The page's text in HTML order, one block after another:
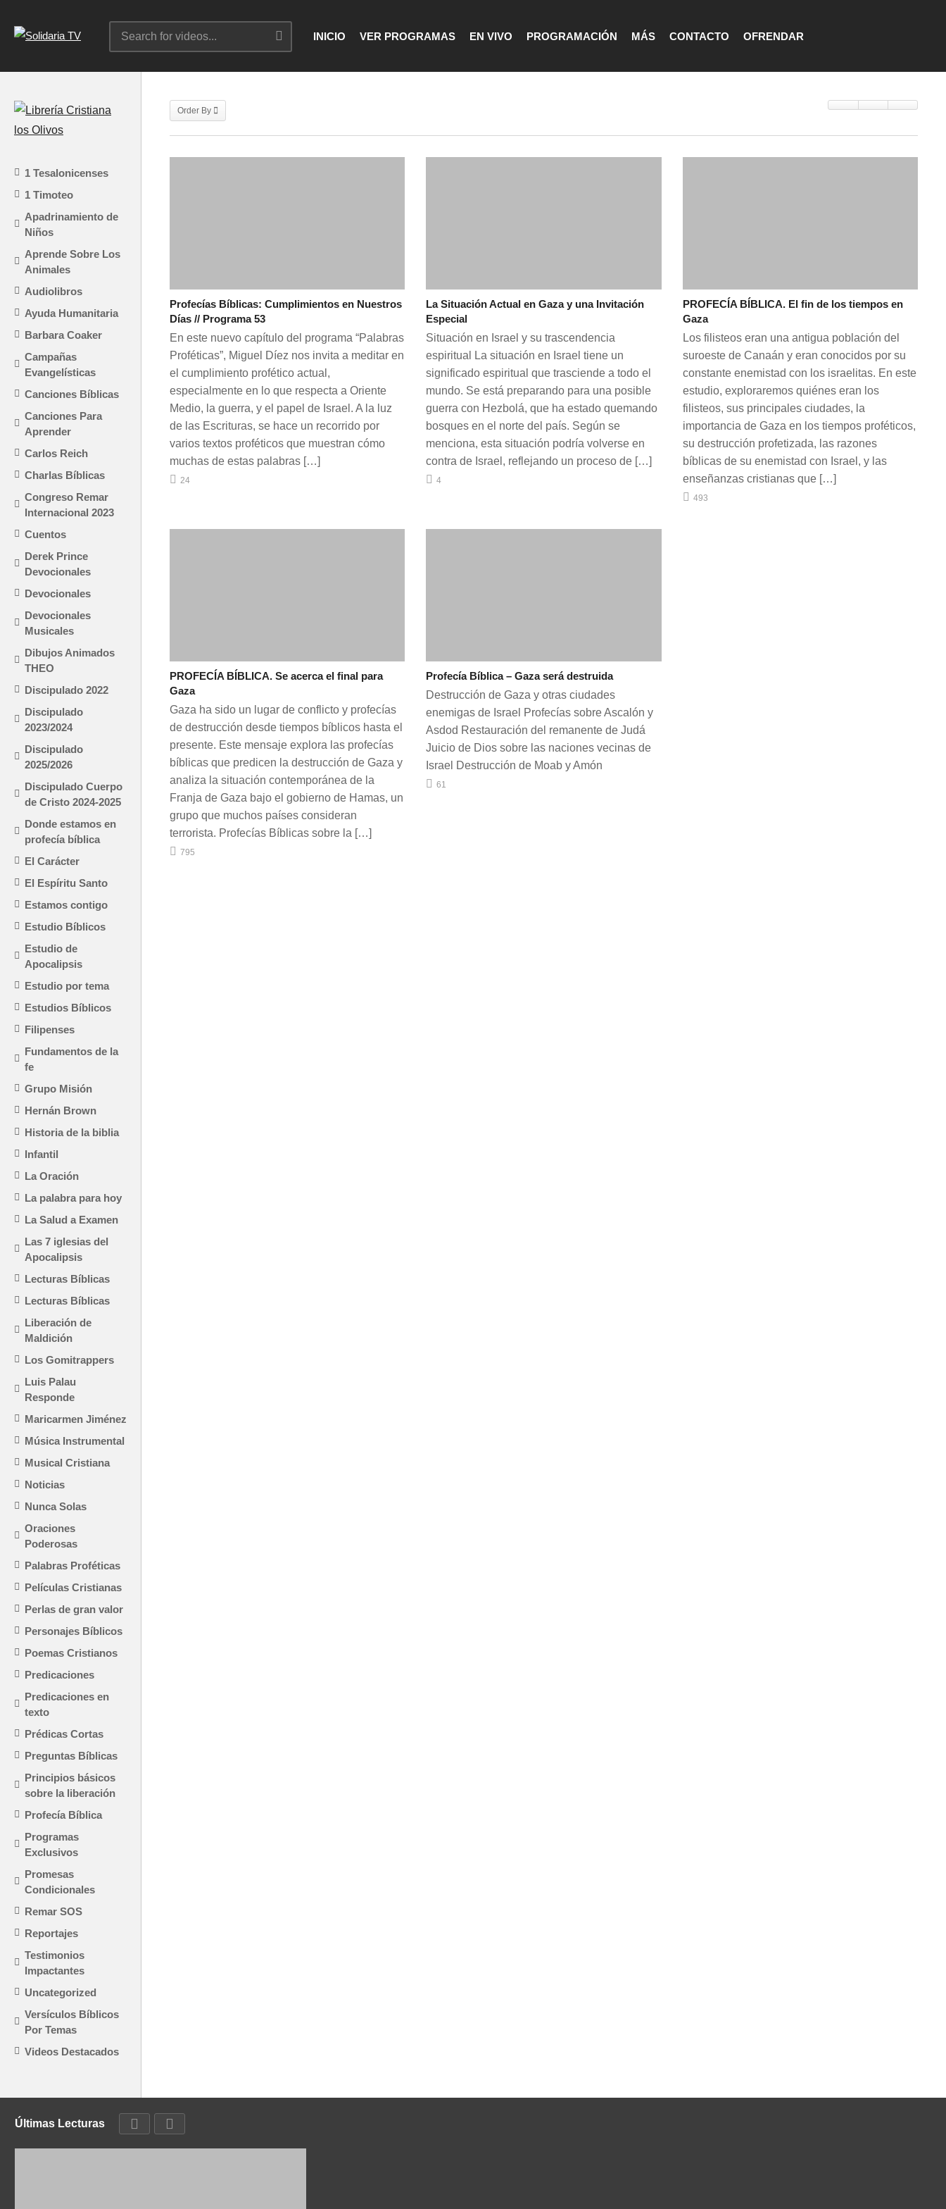
INICIO VER PROGRAMAS EN VIVO PROGRAMACIÓN MÁS CONTACTO OFRENDAR
1 Tesalonicenses
1 Timoteo
Apadrinamiento de
Niños
Aprende Sobre Los
Animales
Audiolibros
Ayuda Humanitaria
Barbara Coaker
Campañas
Evangelísticas
Canciones Bíblicas
Canciones Para
Aprender
Carlos Reich
Charlas Bíblicas
Congreso Remar
Internacional 2023
Cuentos
Derek Prince
Devocionales
Devocionales
Devocionales
Musicales
Dibujos Animados
THEO
Discipulado 2022
Discipulado
2023/2024
Discipulado
2025/2026
Discipulado Cuerpo
de Cristo 2024-2025
Donde estamos en
profecía bíblica
El Carácter
El Espíritu Santo
Estamos contigo
Estudio Bíblicos
Estudio de
Apocalipsis
Estudio por tema
Estudios Bíblicos
Filipenses
Fundamentos de la
fe
Grupo Misión
Hernán Brown
Historia de la biblia
Infantil
La Oración
La palabra para hoy
La Salud a Examen
Las 7 iglesias del
Apocalipsis
Lecturas Bíblicas
Lecturas Bíblicas
Liberación de
Maldición
Los Gomitrappers
Luis Palau
Responde
Maricarmen Jiménez
Música Instrumental
Musical Cristiana
Noticias
Nunca Solas
Oraciones
Poderosas
Palabras Proféticas
Películas Cristianas
Perlas de gran valor
Personajes Bíblicos
Poemas Cristianos
Predicaciones
Predicaciones en
texto
Prédicas Cortas
Preguntas Bíblicas
Principios básicos
sobre la liberación
Profecía Bíblica
Programas
Exclusivos
Promesas
Condicionales
Remar SOS
Reportajes
Testimonios
Impactantes
Uncategorized
Versículos Bíblicos
Por Temas
Videos Destacados
Order By
Profecías Bíblicas: Cumplimientos en Nuestros
Días // Programa 53
En este nuevo capítulo del programa “Palabras
Proféticas”, Miguel Díez nos invita a meditar en
el cumplimiento profético actual,
especialmente en lo que respecta a Oriente
Medio, la guerra, y el papel de Israel. A la luz
de las Escrituras, se hace un recorrido por
varios textos proféticos que muestran cómo
muchas de estas palabras […]
24
La Situación Actual en Gaza y una Invitación
Especial
Situación en Israel y su trascendencia
espiritual La situación en Israel tiene un
significado espiritual que trasciende a todo el
mundo. Se está preparando para una posible
guerra con Hezbolá, que ha estado quemando
bosques en el norte del país. Según se
menciona, esta situación podría volverse en
contra de Israel, reflejando un proceso de […]
4
PROFECÍA BÍBLICA. El fin de los tiempos en
Gaza
Los filisteos eran una antigua población del
suroeste de Canaán y eran conocidos por su
constante enemistad con los israelitas. En este
estudio, exploraremos quiénes eran los
filisteos, sus principales ciudades, la
importancia de Gaza en los tiempos proféticos,
su destrucción profetizada, las razones
bíblicas de su enemistad con Israel, y las
enseñanzas cristianas que […]
493
PROFECÍA BÍBLICA. Se acerca el final para
Gaza
Gaza ha sido un lugar de conflicto y profecías
de destrucción desde tiempos bíblicos hasta el
presente. Este mensaje explora las profecías
bíblicas que predicen la destrucción de Gaza y
analiza la situación contemporánea de la
Franja de Gaza bajo el gobierno de Hamas, un
grupo que muchos países consideran
terrorista. Profecías Bíblicas sobre la […]
795
Profecía Bíblica – Gaza será destruida
Destrucción de Gaza y otras ciudades
enemigas de Israel Profecías sobre Ascalón y
Asdod Restauración del remanente de Judá
Juicio de Dios sobre las naciones vecinas de
Israel Destrucción de Moab y Amón
61
Últimas Lecturas